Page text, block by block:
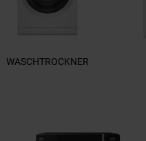
WASCHTROCKNER